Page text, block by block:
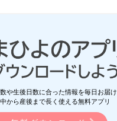
や生後日数に合った情報を毎日お届け
から産後まで長く使える無料アプリ